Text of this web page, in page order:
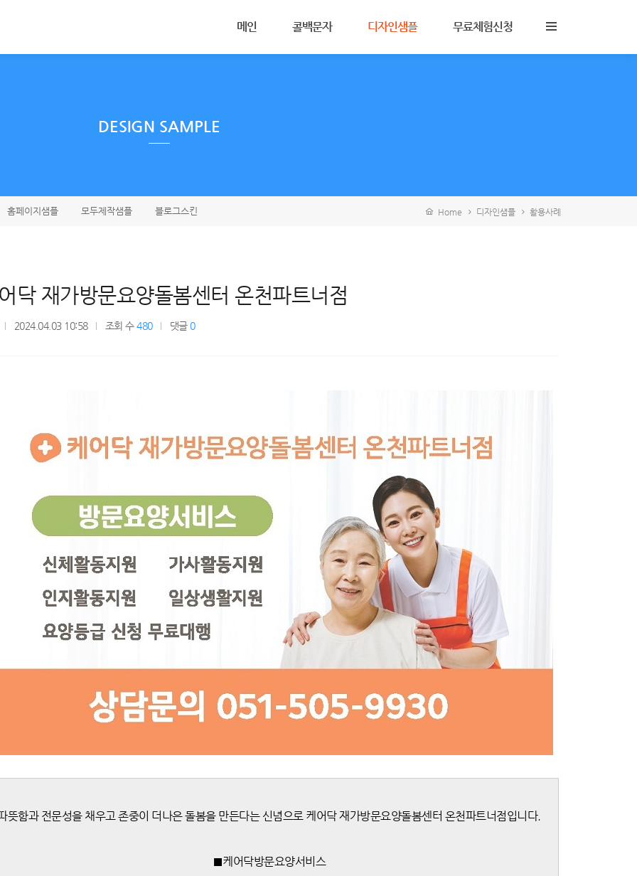
메인 콜백문자 디자인샘플 무료체험신청
DESIGN SAMPLE
홈페이지샘플 모두제작샘플 블로그스킨 Home 디자인샘플 활용사례
닥 재가방문요양돌봄센터 온천파트너점
2024.04.03 10:58 조회 수480 댓글0
뜻함과 전문성을 채우고 존중이 더나은 돌봄을 만든다는 신념으로 케어닥 재가방문요양돌봄센터 온천파트너점입니다.
■케어닥방문요양서비스